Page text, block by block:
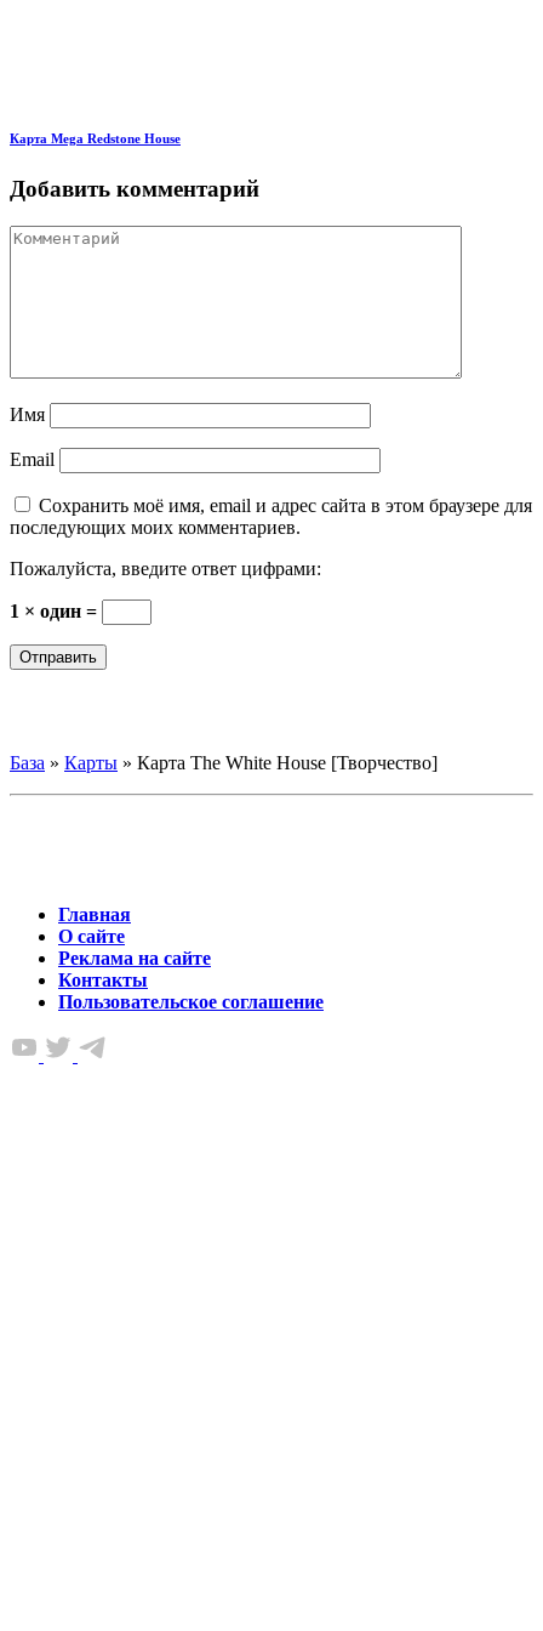
Карта Mega Redstone House
Добавить комментарий
Имя
Email
Сохранить моё имя, email и адрес сайта в этом браузере для
последующих моих комментариев.
Пожалуйста, введите ответ цифрами:
1 × один =
База » Карты » Карта The White House [Творчество]
Главная
О сайте
Реклама на сайте
Контакты
Пользовательское соглашение